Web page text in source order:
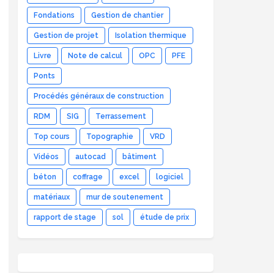
Fondations Gestion de chantier
Gestion de projet Isolation thermique
Livre Note de calcul OPC PFE
Ponts
Procédés généraux de construction
RDM SIG Terrassement
Top cours Topographie VRD
Vidéos autocad bâtiment
béton coffrage excel logiciel
matériaux mur de soutenement
rapport de stage sol étude de prix